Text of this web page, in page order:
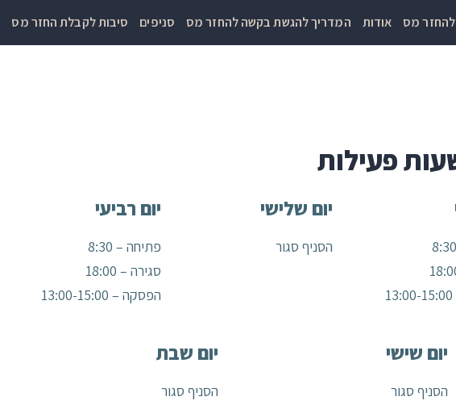
להחזר מס אודות המדריך להגשת בקשה להחזר מס סניפים סיבות לקבלת החזר מס
פעילות
יום שלישי
הסניף סגור
יום רביעי
פתיחה – 8:30
סגירה – 18:00
הפסקה – 13:00-15:00
יום שישי
הסניף סגור
יום שבת
הסניף סגור